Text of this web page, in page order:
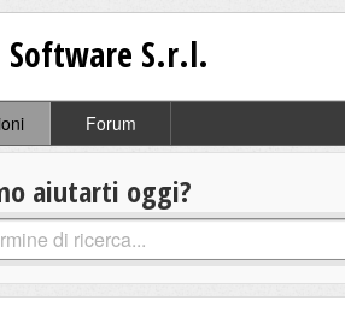
Software S.r.l.
Forum
aiutarti oggi?